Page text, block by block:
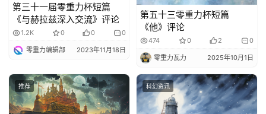
第三十一届零重力杯短篇
《与赫拉兹深入交流》评论
1.2K 0 0 0
零重力编辑部 2023年11月18日
第五十三零重力杯短篇
《他》评论
474 0 2 0
零重力瓦力 2025年10月1日
推荐 科幻资讯